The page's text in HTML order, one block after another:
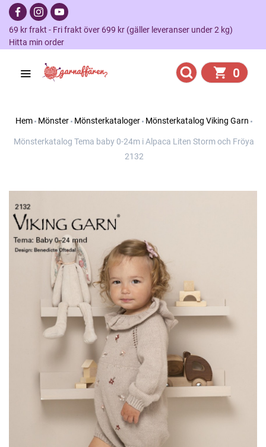
69 kr frakt - Fri frakt över 699 kr (gäller leveranser under 2 kg)
Hitta min order
0
Hem Mönster Mönsterkataloger Mönsterkatalog Viking Garn
Mönsterkatalog Tema baby 0-24m i Alpaca Liten Storm och Fröya
2132